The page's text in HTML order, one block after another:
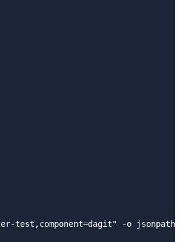
test,component=dagit" -o